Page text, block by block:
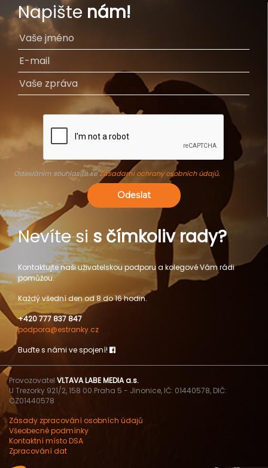
Napište nám!
Odesláním souhlasíte seZásadami ochrany osobních údajů.
Odeslat
Nevíte si s čímkoliv rady?
Kontaktujte naši uživatelskou podporu a kolegové Vám rádi
pomůžou.
Každý všední den od 8 do 16 hodin.
+420 777 837 847
podpora@estranky.cz
Buďte s námi ve spojení!
Provozovatel VLTAVA LABE MEDIA a.s.
U Trezorky 921/2, 158 00 Praha 5 - Jinonice, IČ: 01440578, DIČ:
CZ01440578
Zásady zpracování osobních údajů
Všeobecné podmínky
Kontaktní místo DSA
Zpracování dat